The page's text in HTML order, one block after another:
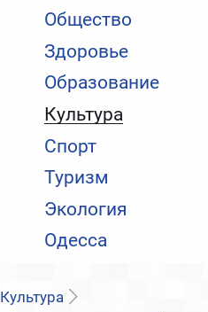
Общество
Здоровье
Образование
Культура
Спорт
Туризм
Экология
Одесса
Культура